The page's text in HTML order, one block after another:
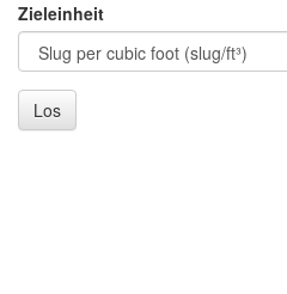
Zieleinheit
Los